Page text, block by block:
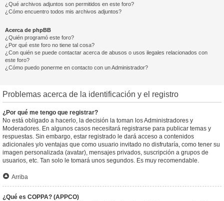
¿Qué archivos adjuntos son permitidos en este foro?
¿Cómo encuentro todos mis archivos adjuntos?
Acerca de phpBB
¿Quién programó este foro?
¿Por qué este foro no tiene tal cosa?
¿Con quién se puede contactar acerca de abusos o usos ilegales relacionados con
este foro?
¿Cómo puedo ponerme en contacto con un Administrador?
Problemas acerca de la identificación y el registro
¿Por qué me tengo que registrar?
No está obligado a hacerlo, la decisión la toman los Administradores y
Moderadores. En algunos casos necesitará registrarse para publicar temas y
respuestas. Sin embargo, estar registrado le dará acceso a contenidos
adicionales y/o ventajas que como usuario invitado no disfrutaría, como tener su
imagen personalizada (avatar), mensajes privados, suscripción a grupos de
usuarios, etc. Tan solo le tomará unos segundos. Es muy recomendable.
Arriba
¿Qué es COPPA? (APPCO)